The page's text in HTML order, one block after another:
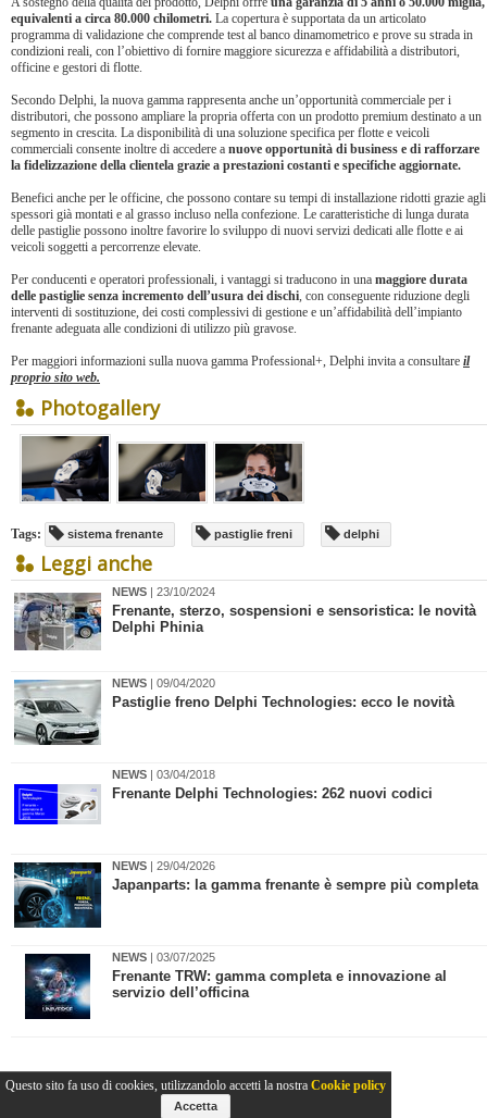
equivalenti a circa 80.000 chilometri. La copertura è supportata da un articolato
programma di validazione che comprende test al banco dinamometrico e prove su strada in
condizioni reali, con l’obiettivo di fornire maggiore sicurezza e affidabilità a distributori,
officine e gestori di flotte.
Secondo Delphi, la nuova gamma rappresenta anche un’opportunità commerciale per i
distributori, che possono ampliare la propria offerta con un prodotto premium destinato a un
segmento in crescita. La disponibilità di una soluzione specifica per flotte e veicoli
commerciali consente inoltre di accedere a nuove opportunità di business e di rafforzare
la fidelizzazione della clientela grazie a prestazioni costanti e specifiche aggiornate.
Benefici anche per le officine, che possono contare su tempi di installazione ridotti grazie agli
spessori già montati e al grasso incluso nella confezione. Le caratteristiche di lunga durata
delle pastiglie possono inoltre favorire lo sviluppo di nuovi servizi dedicati alle flotte e ai
veicoli soggetti a percorrenze elevate.
Per conducenti e operatori professionali, i vantaggi si traducono in una maggiore durata
delle pastiglie senza incremento dell’usura dei dischi, con conseguente riduzione degli
interventi di sostituzione, dei costi complessivi di gestione e un’affidabilità dell’impianto
frenante adeguata alle condizioni di utilizzo più gravose.
Per maggiori informazioni sulla nuova gamma Professional+, Delphi invita a consultare il
proprio sito web.
Photogallery
Tags: sistema frenante pastiglie freni delphi
Leggi anche
NEWS | 23/10/2024
Frenante, sterzo, sospensioni e sensoristica: le novità
Delphi Phinia
NEWS | 09/04/2020
Pastiglie freno Delphi Technologies: ecco le novità
NEWS | 03/04/2018
Frenante Delphi Technologies: 262 nuovi codici
NEWS | 29/04/2026
​Japanparts: la gamma frenante è sempre più completa
NEWS | 03/07/2025
Frenante TRW: gamma completa e innovazione al
servizio dell’officina
2011-2026© Collins Editore - P.Iva 13142370157
Questo sito fa uso di cookies, utilizzandolo accetti la nostra Cookie policy
Accetta